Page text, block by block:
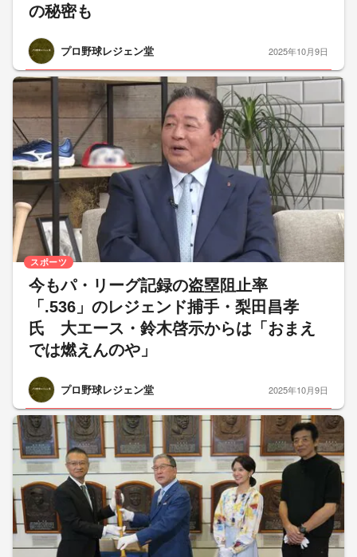
の秘密も
プロ野球レジェン堂 2025年10月9日
今もパ・リーグ記録の盗塁阻止率
「.536」のレジェンド捕手・梨田昌孝
氏 大エース・鈴木啓示からは「おまえ
では燃えんのや」
プロ野球レジェン堂
スポーツ
2025年10月9日